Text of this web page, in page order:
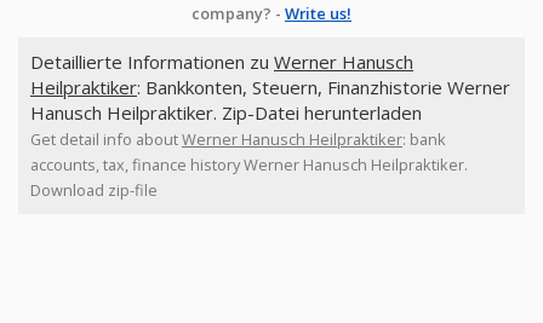
company? - Write us!
Detaillierte Informationen zu Werner Hanusch
Heilpraktiker: Bankkonten, Steuern, Finanzhistorie Werner
Hanusch Heilpraktiker. Zip-Datei herunterladen
Get detail info aboutWerner Hanusch Heilpraktiker: bank
accounts, tax, finance history Werner Hanusch Heilpraktiker.
Download zip-file